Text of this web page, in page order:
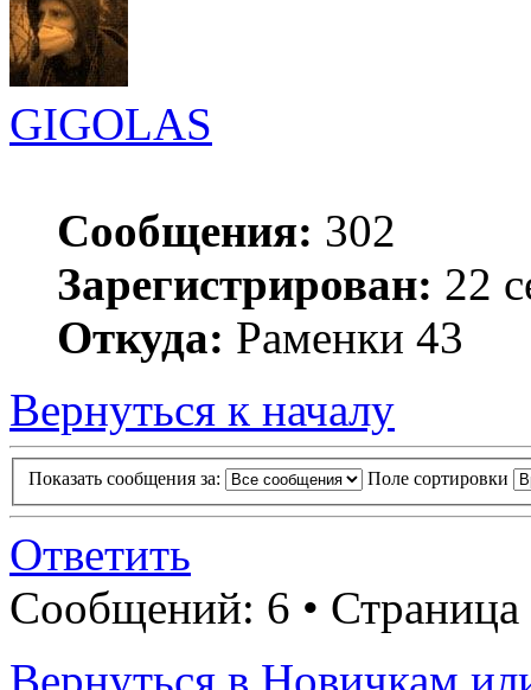
GIGOLAS
Сообщения: 302
Зарегистрирован: 22
Откуда: Раменки 43
Вернуться к началу
Показать сообщения за: Поле сортировки
Ответить
Сообщений: 6 • Страница
Вернуться в Новичкам